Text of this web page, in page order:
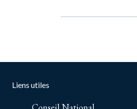
Liens utiles